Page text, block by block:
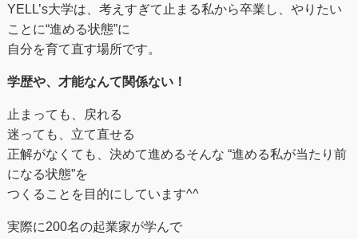
YELL’s大学は、考えすぎて止まる私から卒業し、やりたい
ことに“進める状態”に
自分を育て直す場所です。
学歴や、才能なんて関係ない！
止まっても、戻れる
迷っても、立て直せる
正解がなくても、決めて進めるそんな “進める私が当たり前
になる状態”を
つくることを目的にしています^^
実際に200名の起業家が学んで